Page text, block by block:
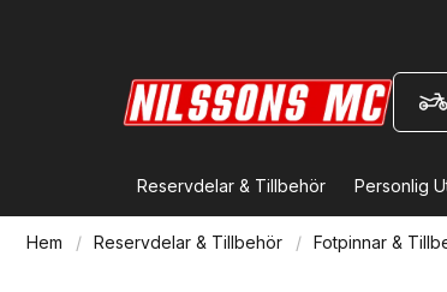
Reservdelar & Tillbehör Personlig
Hem Reservdelar & Tillbehör Fotpinnar &